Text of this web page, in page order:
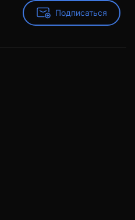
Подписаться
Подписаться